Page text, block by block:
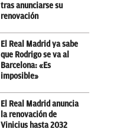
tras anunciarse su
renovación
El Real Madrid ya sabe
que Rodrigo se va al
Barcelona: «Es
imposible»
El Real Madrid anuncia
la renovación de
Vinicius hasta 2032